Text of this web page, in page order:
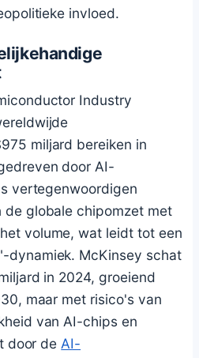
invloed.
Industry
miljard bereiken in
door AI-
vertegenwoordigen
globale chipomzet met
volume, wat leidt tot een
dynamiek. McKinsey schat
in 2024, groeiend
maar met risico's van
van AI-chips en
door de AI-